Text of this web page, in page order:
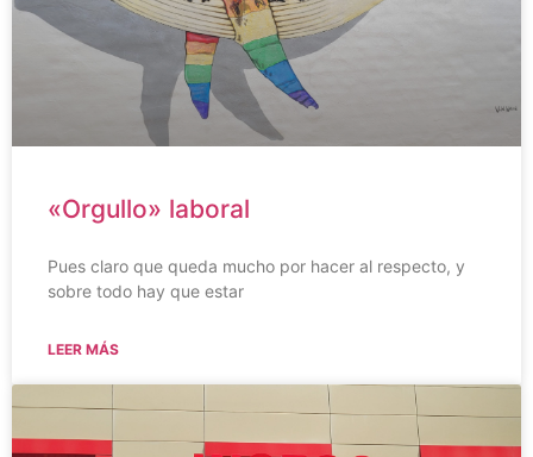
«Orgullo» laboral
Pues claro que queda mucho por hacer al respecto, y
sobre todo hay que estar
LEER MÁS